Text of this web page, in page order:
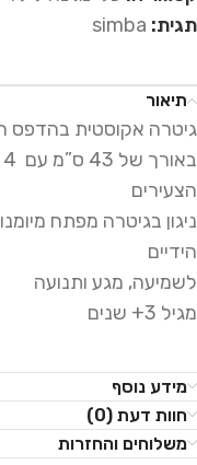
תגית: simba
תיאור
גיטרה אקוסטית בהדפס
הצעירים
ניגון בגיטרה מפתח
הידיים
לשמיעה, מגע ותנועה
מגיל 3+ שנים
מידע נוסף
חוות דעת (0)
משלוחים והחזרות